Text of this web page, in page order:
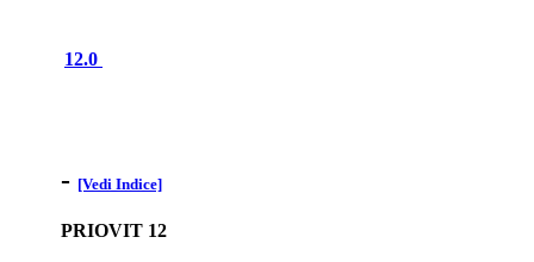
12.0
- [Vedi Indice]
PRIOVIT 12